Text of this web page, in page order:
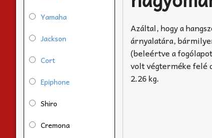
Azáltal, hogy a
árnyalatára,
(beleértve a
volt végterméke felé
2.26 kg.
Yamaha
Jackson
Cort
Epiphone
Shiro
Cremona